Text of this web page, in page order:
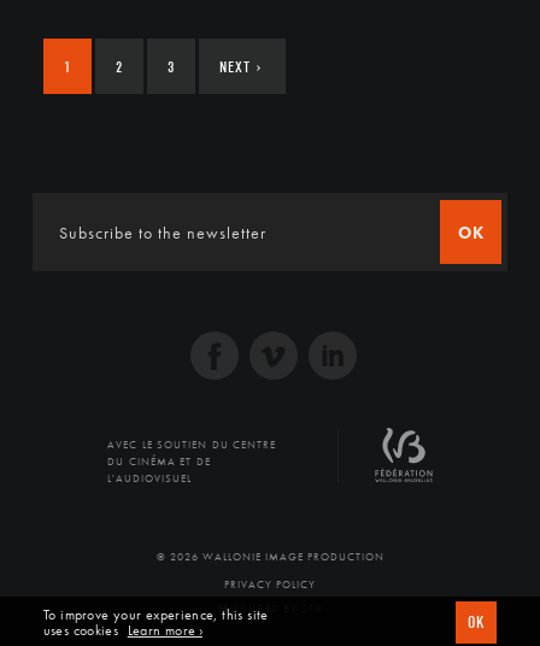
1 2 3 NEXT ›
OK
AVEC LE SOUTIEN DU CENTRE
DU CINÉMA ET DE
L'AUDIOVISUEL
© 2026 WALLONIE IMAGE PRODUCTION
PRIVACY POLICY
PRODUCED BY SFD
To improve your experience, this site
uses cookies Learn more › OK